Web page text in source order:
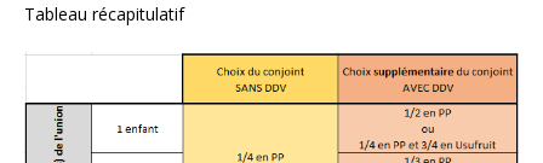
Tableau récapitulatif